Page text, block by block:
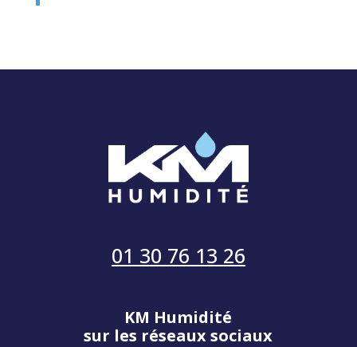
01 30 76 13 26
KM Humidité
sur les réseaux sociaux